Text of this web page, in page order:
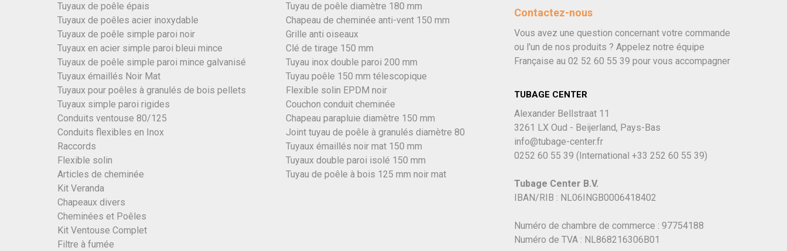
Tuyaux de poêle épais
Tuyaux de poêles acier inoxydable
Tuyaux de poêle simple paroi noir
Tuyaux en acier simple paroi bleui mince
Tuyaux de poêle simple paroi mince galvanisé
Tuyaux émaillés Noir Mat
Tuyaux pour poêles à granulés de bois pellets
Tuyaux simple paroi rigides
Conduits ventouse 80/125
Conduits flexibles en Inox
Raccords
Flexible solin
Articles de cheminée
Kit Veranda
Chapeaux divers
Cheminées et Poêles
Kit Ventouse Complet
Filtre à fumée
Tuyau de poêle diamètre 180 mm
Chapeau de cheminée anti-vent 150 mm
Grille anti oiseaux
Clé de tirage 150 mm
Tuyau inox double paroi 200 mm
Tuyau poêle 150 mm télescopique
Flexible solin EPDM noir
Couchon conduit cheminée
Chapeau parapluie diamètre 150 mm
Joint tuyau de poêle à granulés diamètre 80
Tuyaux émaillés noir mat 150 mm
Tuyaux double paroi isolé 150 mm
Tuyau de poêle à bois 125 mm noir mat
Contactez-nous
Vous avez une question concernant votre commande
ou l'un de nos produits ? Appelez notre équipe
Française au 02 52 60 55 39 pour vous accompagner
TUBAGE CENTER
Alexander Bellstraat 11
3261 LX Oud - Beijerland, Pays-Bas
info@tubage-center.fr
0252 60 55 39 (International +33 252 60 55 39)
Tubage Center B.V.
IBAN/RIB : NL06INGB0006418402
Numéro de chambre de commerce : 97754188
Numéro de TVA : NL868216306B01